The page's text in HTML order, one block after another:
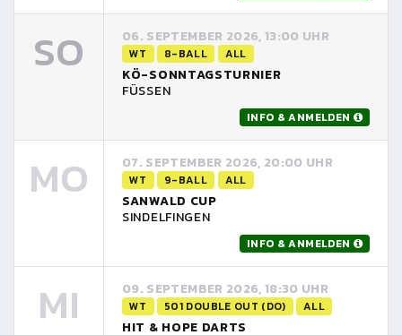
SO 06. SEPTEMBER 2026, 13:00 UHR
WT 8-BALL ALL
KÖ-SONNTAGSTURNIER
FÜSSEN
INFO & ANMELDEN
MO 07. SEPTEMBER 2026, 20:00 UHR
WT 9-BALL ALL
SANWALD CUP
SINDELFINGEN
INFO & ANMELDEN
MI 09. SEPTEMBER 2026, 18:30 UHR
WT 501 DOUBLE OUT (DO) ALL
HIT & HOPE DARTS